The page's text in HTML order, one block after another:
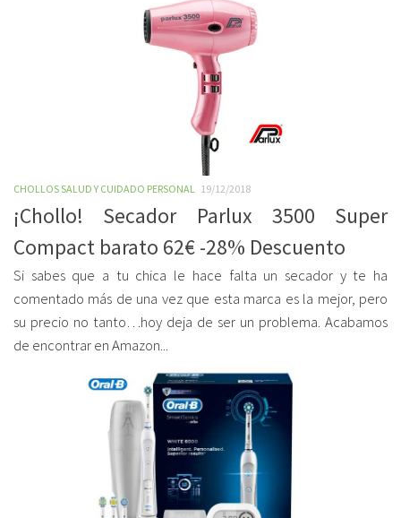
CHOLLOS SALUD Y CUIDADO PERSONAL 19/12/2018
¡Chollo! Secador Parlux 3500 Super
Compact barato 62€ -28% Descuento
Si sabes que a tu chica le hace falta un secador y te ha
comentado más de una vez que esta marca es la mejor, pero
su precio no tanto…hoy deja de ser un problema. Acabamos
de encontrar en Amazon...